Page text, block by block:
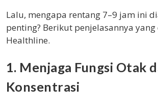
Lalu, mengapa rentang 7–9 jam ini
penting? Berikut penjelasannya
Healthline.
1. Menjaga Fungsi Otak
Konsentrasi